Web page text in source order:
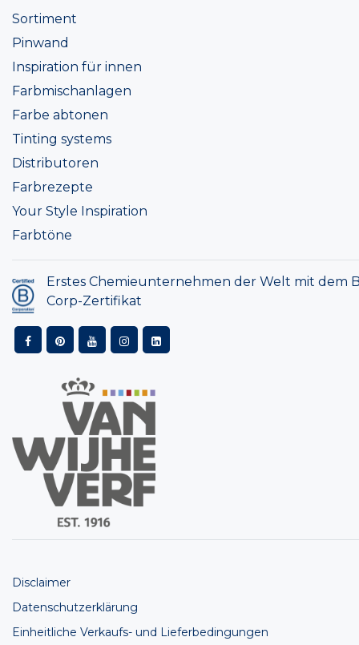
Sortiment
Pinwand
Inspiration für innen
Farbmischanlagen
Farbe abtonen
Tinting systems
Distributoren
Farbrezepte
Your Style Inspiration
Farbtöne
Erstes Chemieunternehmen der Welt mit dem
Corp-Zertifikat
Disclaimer
Datenschutzerklärung
Einheitliche Verkaufs- und Lieferbedingungen